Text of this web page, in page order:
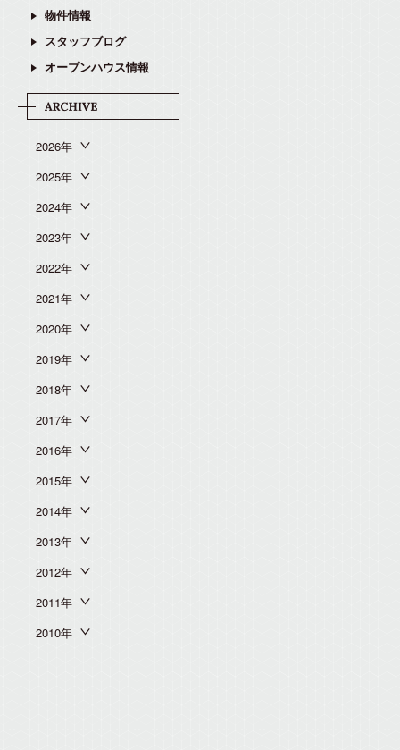
物件情報
スタッフブログ
オープンハウス情報
2026年
2025年
2024年
2023年
2022年
2021年
2020年
2019年
2018年
2017年
2016年
2015年
2014年
2013年
2012年
2011年
2010年